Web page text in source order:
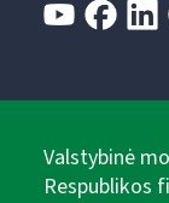
Valstybinė
Respublikos